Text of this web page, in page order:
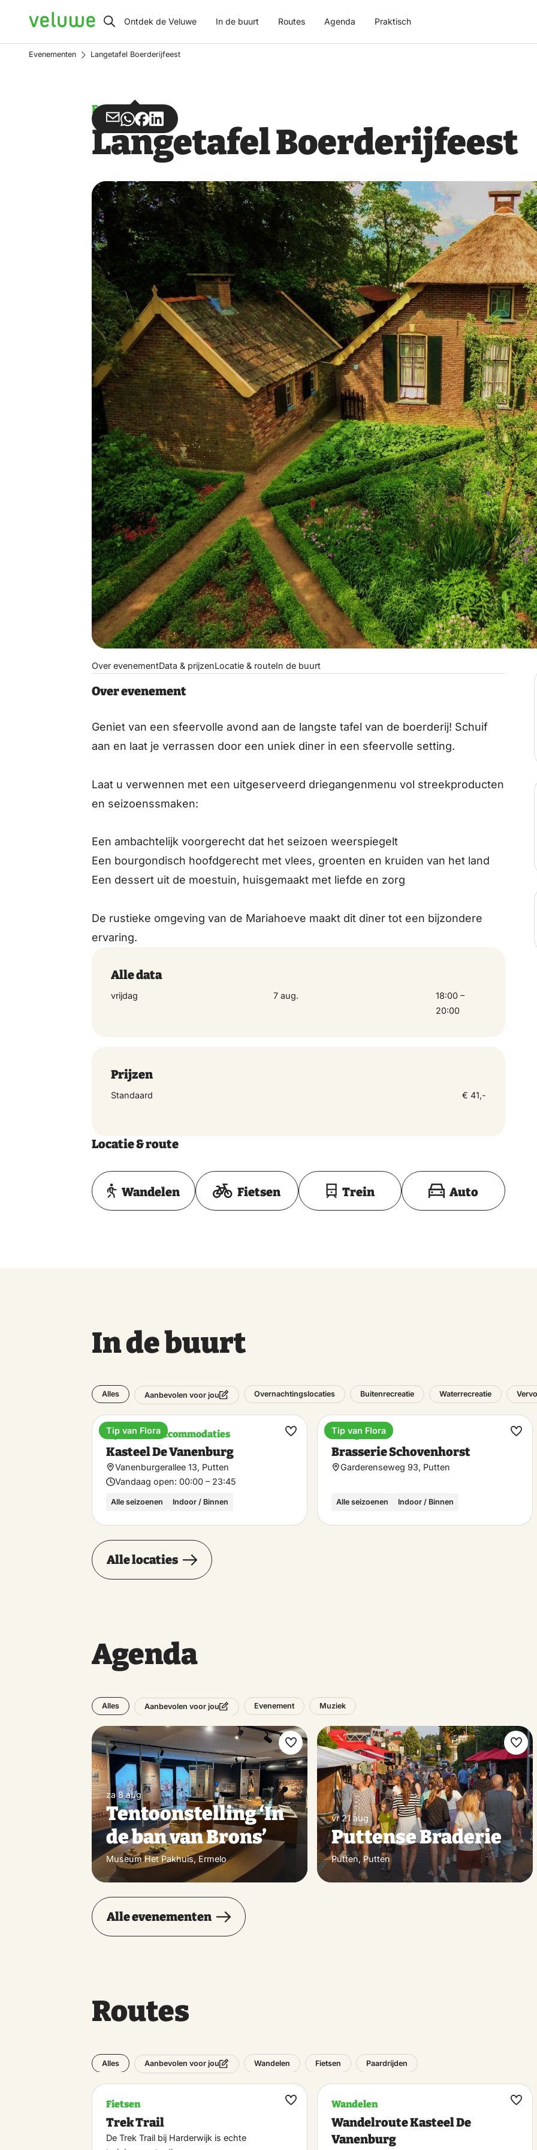
Veluwe Ontdek de Veluwe In de buurt Routes Agenda Praktisch
Evenementen Langetafel Boerderijfeest
Evenement
Deel
via
Deel
via
WhatsApp
Deel
op
Facebook
Deel
op
LinkedIn
Langetafel Boerderijfeest
Over evenementData & prijzenLocatie & routeIn de buurt
Over evenement
Geniet van een sfeervolle avond aan de langste tafel van de boerderij! Schuif
aan en laat je verrassen door een uniek diner in een sfeervolle setting.
Laat u verwennen met een uitgeserveerd driegangenmenu vol streekproducten
en seizoenssmaken:
Een ambachtelijk voorgerecht dat het seizoen weerspiegelt
Een bourgondisch hoofdgerecht met vlees, groenten en kruiden van het land
Een dessert uit de moestuin, huisgemaakt met liefde en zorg
De rustieke omgeving van de Mariahoeve maakt dit diner tot een bijzondere
ervaring.
Alle data
vrijdag 7 aug.
18:00 –
20:00
Prijzen
Standaard € 41,-
Locatie & route
Toon op kaart
Wandelen Fietsen Trein Auto
In de buurt
Alles Aanbevolen voor jou Overnachtingslocaties Buitenrecreatie Waterrecreatie
Bijzondere accommodaties
Kasteel De Vanenburg
Vanenburgerallee 13, Putten
Vandaag open: 00:00 – 23:45
Alle seizoenen Indoor / Binnen
Tip van Flora
Maak
Landgoed
Brasserie Schovenhorst
Garderenseweg 93, Putten
Alle seizoenen Indoor / Binnen
Tip van Flora
Maak
Alle locaties
Agenda
Alles Aanbevolen voor jou Evenement Muziek
za 8 aug
Tentoonstelling ‘In
de ban van Brons’
Museum Het Pakhuis, Ermelo
Maak
favoriet
vr 21 aug
Puttense Braderie
Putten, Putten
Maak
Alle evenementen
Routes
Alles Aanbevolen voor jou Wandelen Fietsen Paardrijden
Fietsen
Trek Trail
De Trek Trail bij Harderwijk is echte
Maak
Wandelen
Wandelroute Kasteel De
Vanenburg
Maak